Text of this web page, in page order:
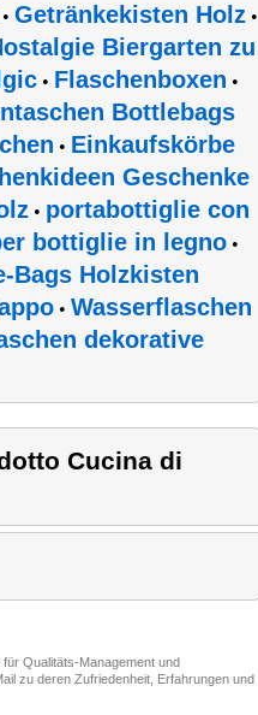
• Getränkekisten Holz •
Biergarten zu
• Flaschenboxen •
Bottlebags
• Einkaufskörbe
Geschenke
• portabottiglie con
bottiglie in legno•
Bags Holzkisten
• Wasserflaschen
dekorative
Cucina di
Qualitäts-Management und
zu deren Zufriedenheit, Erfahrungen und